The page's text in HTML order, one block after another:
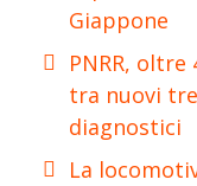
Giappone
PNRR,
tra nuovi
diagnostici
La